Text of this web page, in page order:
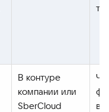
В контуре
компании или
SberCloud